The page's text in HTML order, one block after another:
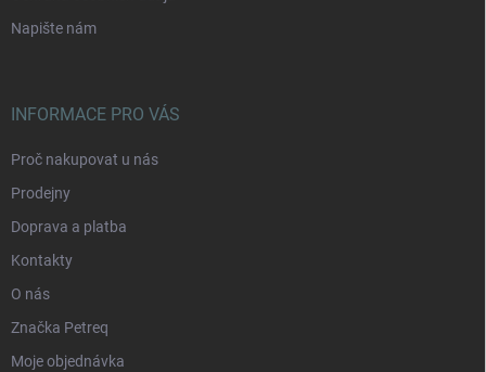
Napište nám
INFORMACE PRO VÁS
Proč nakupovat u nás
Prodejny
Doprava a platba
Kontakty
O nás
Značka Petreq
Moje objednávka